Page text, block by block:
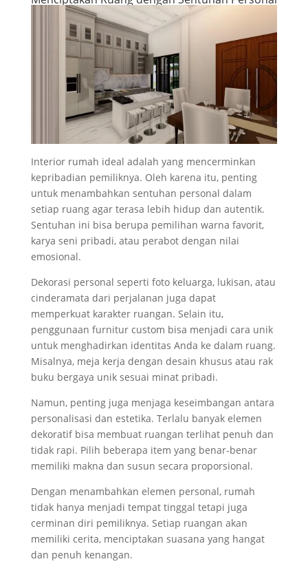
Interior rumah ideal adalah yang mencerminkan
kepribadian pemiliknya. Oleh karena itu, penting
untuk menambahkan sentuhan personal dalam
setiap ruang agar terasa lebih hidup dan autentik.
Sentuhan ini bisa berupa pemilihan warna favorit,
karya seni pribadi, atau perabot dengan nilai
emosional.
Dekorasi personal seperti foto keluarga, lukisan, atau
cinderamata dari perjalanan juga dapat
memperkuat karakter ruangan. Selain itu,
penggunaan furnitur custom bisa menjadi cara unik
untuk menghadirkan identitas Anda ke dalam ruang.
Misalnya, meja kerja dengan desain khusus atau rak
buku bergaya unik sesuai minat pribadi.
Namun, penting juga menjaga keseimbangan antara
personalisasi dan estetika. Terlalu banyak elemen
dekoratif bisa membuat ruangan terlihat penuh dan
tidak rapi. Pilih beberapa item yang benar-benar
memiliki makna dan susun secara proporsional.
Dengan menambahkan elemen personal, rumah
tidak hanya menjadi tempat tinggal tetapi juga
cerminan diri pemiliknya. Setiap ruangan akan
memiliki cerita, menciptakan suasana yang hangat
dan penuh kenangan.